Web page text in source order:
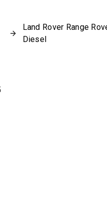
Land Rover Range
Diesel